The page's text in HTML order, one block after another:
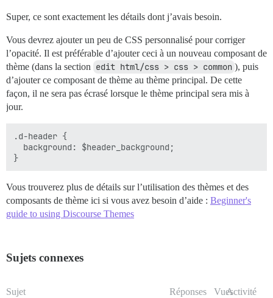
Super, ce sont exactement les détails dont j’avais besoin.
Vous devrez ajouter un peu de CSS personnalisé pour corriger
l’opacité. Il est préférable d’ajouter ceci à un nouveau composant de
thème (dans la section edit html/css > css > common ), puis
d’ajouter ce composant de thème au thème principal. De cette
façon, il ne sera pas écrasé lorsque le thème principal sera mis à
jour.
.d-header {
  background: $header_background;
Vous trouverez plus de détails sur l’utilisation des thèmes et des
composants de thème ici si vous avez besoin d’aide : Beginner's
guide to using Discourse Themes
Sujets connexes
Sujet Réponses VuesActivité